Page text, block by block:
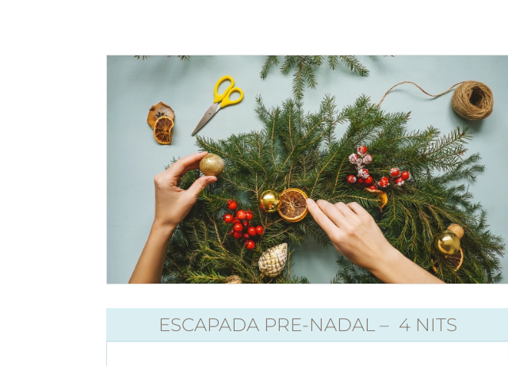
ESCAPADA PRE-NADAL – 4 NITS